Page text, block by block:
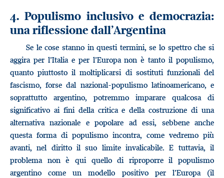
4. Populismo inclusivo e democrazia:
una riflessione dall’Argentina
Se le cose stanno in questi termini, se lo spettro che si
aggira per l’Italia e per l’Europa non è tanto il populismo,
quanto piuttosto il moltiplicarsi di sostituti funzionali del
fascismo, forse dal nazional-populismo latinoamericano, e
soprattutto argentino, potremmo imparare qualcosa di
significativo ai fini della critica e della costruzione di una
alternativa nazionale e popolare ad essi, sebbene anche
questa forma di populismo incontra, come vedremo più
avanti, nel diritto il suo limite invalicabile. E tuttavia, il
problema non è qui quello di riproporre il populismo
argentino come un modello positivo per l’Europa (il